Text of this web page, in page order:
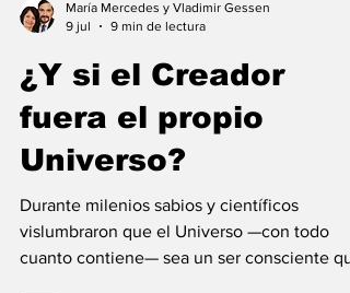
María Mercedes y Vladimir Gessen
9 jul
9 min de lectura
¿Y si el Creador
fuera el propio
Universo?